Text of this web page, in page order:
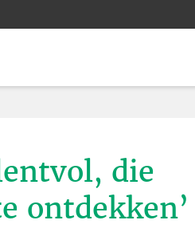
die
ontdekken’